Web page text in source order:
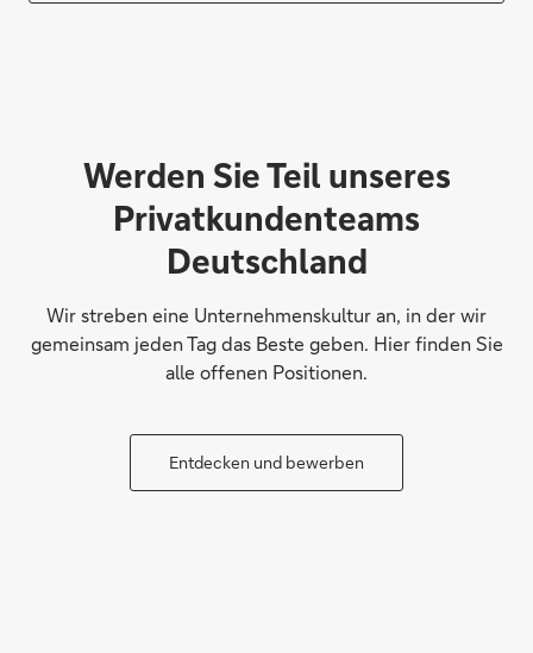
Werden Sie Teil unseres
Privatkundenteams
Deutschland
Wir streben eine Unternehmenskultur an, in der wir
gemeinsam jeden Tag das Beste geben. Hier finden Sie
alle offenen Positionen.
Entdecken und bewerben